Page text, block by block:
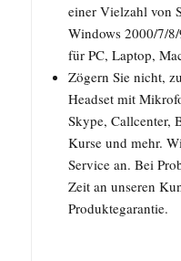
einer Vielzahl von
Windows 2000/7/
für PC, Laptop,
Zögern Sie nicht,
Headset mit
Skype, Callcenter,
Kurse und mehr.
Service an. Bei
Zeit an unseren
Produktegarantie.